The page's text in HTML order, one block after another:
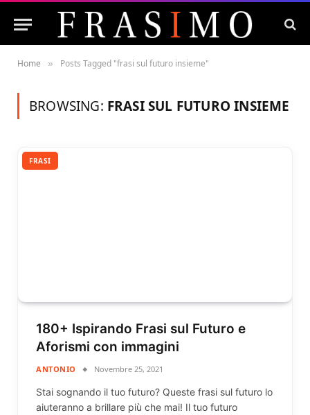
Home » Posts Tagged "frasi sul futuro insieme"
BROWSING: FRASI SUL FUTURO INSIEME
FRASI
180+ Ispirando Frasi sul Futuro e
Aforismi con immagini
ANTONIO Novembre 25, 2021
Stai sognando il tuo futuro? Queste frasi sul futuro lo
aiuteranno a brillare più che mai! Il tuo futuro